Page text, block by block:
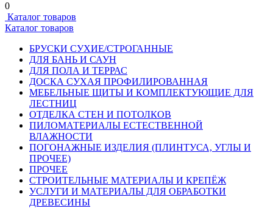
0
Каталог товаров
Каталог товаров
БРУСКИ СУХИЕ/СТРОГАННЫЕ
ДЛЯ БАНЬ И САУН
ДЛЯ ПОЛА И ТЕРРАС
ДОСКА СУХАЯ ПРОФИЛИРОВАННАЯ
МЕБЕЛЬНЫЕ ЩИТЫ И КОМПЛЕКТУЮЩИЕ ДЛЯ
ЛЕСТНИЦ
ОТДЕЛКА СТЕН И ПОТОЛКОВ
ПИЛОМАТЕРИАЛЫ ЕСТЕСТВЕННОЙ
ВЛАЖНОСТИ
ПОГОНАЖНЫЕ ИЗДЕЛИЯ (ПЛИНТУСА, УГЛЫ И
ПРОЧЕЕ)
ПРОЧЕЕ
СТРОИТЕЛЬНЫЕ МАТЕРИАЛЫ И КРЕПЁЖ
УСЛУГИ И МАТЕРИАЛЫ ДЛЯ ОБРАБОТКИ
ДРЕВЕСИНЫ